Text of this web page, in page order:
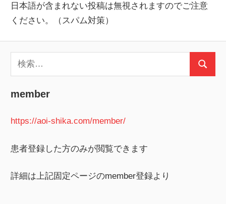
日本語が含まれない投稿は無視されますのでご注意
ください。（スパム対策）
索:
検
member
https://aoi-shika.com/member/
患者登録した方のみが閲覧できます
詳細は上記固定ページのmember登録より